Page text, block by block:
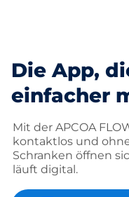
Die App,
einfacher
Mit der APCOA
kontaktlos und
Schranken öffnen
läuft digital.